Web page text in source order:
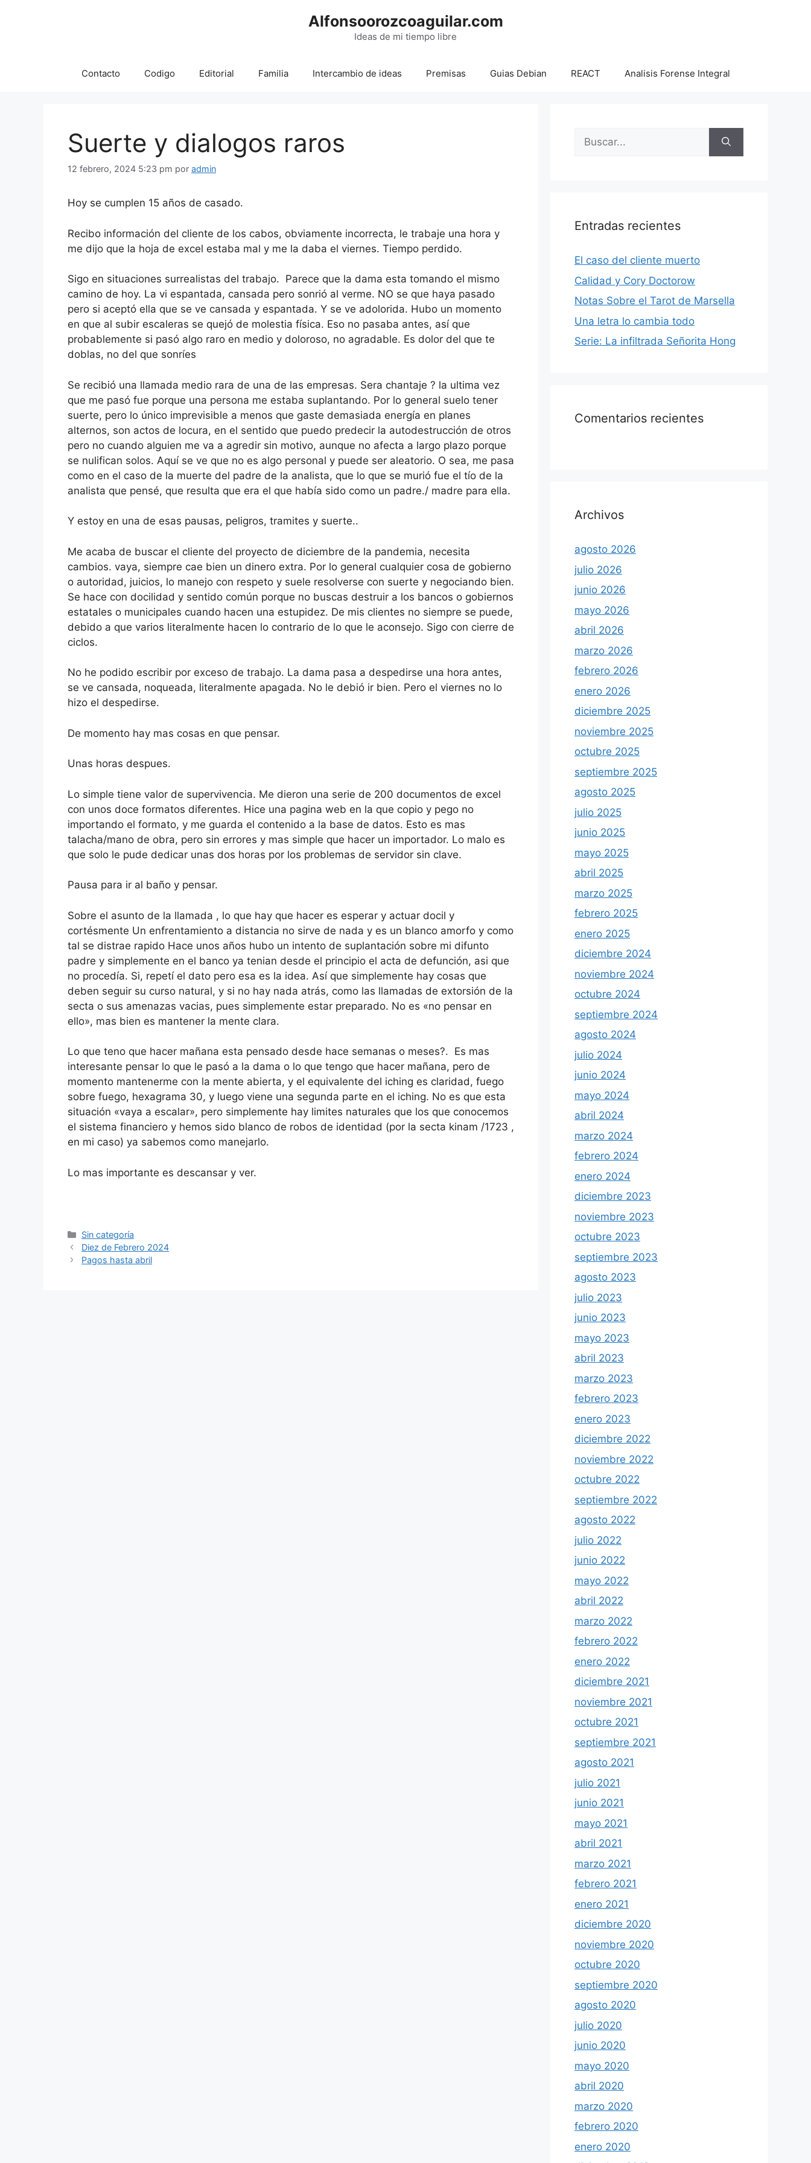
Alfonsoorozcoaguilar.com
Ideas de mi tiempo libre
Contacto Codigo Editorial Familia Intercambio de ideas Premisas Guias Debian REACT Analisis Forense Integral
Suerte y dialogos raros
12 febrero, 2024 5:23 pm por admin
Hoy se cumplen 15 años de casado.
Recibo información del cliente de los cabos, obviamente incorrecta, le trabaje una hora y
me dijo que la hoja de excel estaba mal y me la daba el viernes. Tiempo perdido.
Sigo en situaciones surrealistas del trabajo. Parece que la dama esta tomando el mismo
camino de hoy. La vi espantada, cansada pero sonrió al verme. NO se que haya pasado
pero si aceptó ella que se ve cansada y espantada. Y se ve adolorida. Hubo un momento
en que al subir escaleras se quejó de molestia física. Eso no pasaba antes, así que
probablemente si pasó algo raro en medio y doloroso, no agradable. Es dolor del que te
doblas, no del que sonríes
Se recibió una llamada medio rara de una de las empresas. Sera chantaje ? la ultima vez
que me pasó fue porque una persona me estaba suplantando. Por lo general suelo tener
suerte, pero lo único imprevisible a menos que gaste demasiada energía en planes
alternos, son actos de locura, en el sentido que puedo predecir la autodestrucción de otros
pero no cuando alguien me va a agredir sin motivo, aunque no afecta a largo plazo porque
se nulifican solos. Aquí se ve que no es algo personal y puede ser aleatorio. O sea, me pasa
como en el caso de la muerte del padre de la analista, que lo que se murió fue el tío de la
analista que pensé, que resulta que era el que había sido como un padre./ madre para ella.
Y estoy en una de esas pausas, peligros, tramites y suerte..
Me acaba de buscar el cliente del proyecto de diciembre de la pandemia, necesita
cambios. vaya, siempre cae bien un dinero extra. Por lo general cualquier cosa de gobierno
o autoridad, juicios, lo manejo con respeto y suele resolverse con suerte y negociando bien.
Se hace con docilidad y sentido común porque no buscas destruir a los bancos o gobiernos
estatales o municipales cuando hacen una estupidez. De mis clientes no siempre se puede,
debido a que varios literalmente hacen lo contrario de lo que le aconsejo. Sigo con cierre de
ciclos.
No he podido escribir por exceso de trabajo. La dama pasa a despedirse una hora antes,
se ve cansada, noqueada, literalmente apagada. No le debió ir bien. Pero el viernes no lo
hizo el despedirse.
De momento hay mas cosas en que pensar.
Unas horas despues.
Lo simple tiene valor de supervivencia. Me dieron una serie de 200 documentos de excel
con unos doce formatos diferentes. Hice una pagina web en la que copio y pego no
importando el formato, y me guarda el contenido a la base de datos. Esto es mas
talacha/mano de obra, pero sin errores y mas simple que hacer un importador. Lo malo es
que solo le pude dedicar unas dos horas por los problemas de servidor sin clave.
Pausa para ir al baño y pensar.
Sobre el asunto de la llamada , lo que hay que hacer es esperar y actuar docil y
cortésmente Un enfrentamiento a distancia no sirve de nada y es un blanco amorfo y como
tal se distrae rapido Hace unos años hubo un intento de suplantación sobre mi difunto
padre y simplemente en el banco ya tenian desde el principio el acta de defunción, asi que
no procedía. Si, repetí el dato pero esa es la idea. Así que simplemente hay cosas que
deben seguir su curso natural, y si no hay nada atrás, como las llamadas de extorsión de la
secta o sus amenazas vacias, pues simplemente estar preparado. No es «no pensar en
ello», mas bien es mantener la mente clara.
Lo que teno que hacer mañana esta pensado desde hace semanas o meses?. Es mas
interesante pensar lo que le pasó a la dama o lo que tengo que hacer mañana, pero de
momento mantenerme con la mente abierta, y el equivalente del iching es claridad, fuego
sobre fuego, hexagrama 30, y luego viene una segunda parte en el iching. No es que esta
situación «vaya a escalar», pero simplemente hay limites naturales que los que conocemos
el sistema financiero y hemos sido blanco de robos de identidad (por la secta kinam /1723 ,
en mi caso) ya sabemos como manejarlo.
Lo mas importante es descansar y ver.
Categorías
Sin categoría
Diez de Febrero 2024
Pagos hasta abril
Buscar:
Entradas recientes
El caso del cliente muerto
Calidad y Cory Doctorow
Notas Sobre el Tarot de Marsella
Una letra lo cambia todo
Serie: La infiltrada Señorita Hong
Comentarios recientes
Archivos
agosto 2026
julio 2026
junio 2026
mayo 2026
abril 2026
marzo 2026
febrero 2026
enero 2026
diciembre 2025
noviembre 2025
octubre 2025
septiembre 2025
agosto 2025
julio 2025
junio 2025
mayo 2025
abril 2025
marzo 2025
febrero 2025
enero 2025
diciembre 2024
noviembre 2024
octubre 2024
septiembre 2024
agosto 2024
julio 2024
junio 2024
mayo 2024
abril 2024
marzo 2024
febrero 2024
enero 2024
diciembre 2023
noviembre 2023
octubre 2023
septiembre 2023
agosto 2023
julio 2023
junio 2023
mayo 2023
abril 2023
marzo 2023
febrero 2023
enero 2023
diciembre 2022
noviembre 2022
octubre 2022
septiembre 2022
agosto 2022
julio 2022
junio 2022
mayo 2022
abril 2022
marzo 2022
febrero 2022
enero 2022
diciembre 2021
noviembre 2021
octubre 2021
septiembre 2021
agosto 2021
julio 2021
junio 2021
mayo 2021
abril 2021
marzo 2021
febrero 2021
enero 2021
diciembre 2020
noviembre 2020
octubre 2020
septiembre 2020
agosto 2020
julio 2020
junio 2020
mayo 2020
abril 2020
marzo 2020
febrero 2020
enero 2020